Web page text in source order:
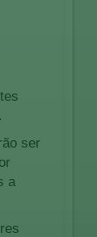
ser
a